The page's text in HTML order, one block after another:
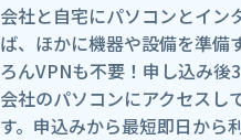
会社と自宅にパソコンとイン
ば、ほかに機器や設備を準備
ろんVPNも不要！申し込み後
会社のパソコンにアクセスし
す。申込みから最短即日から